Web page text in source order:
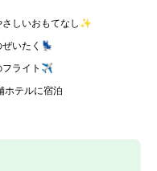
しいおもてなし✨
ぜいたく💺
フライト✈️
テルに宿泊